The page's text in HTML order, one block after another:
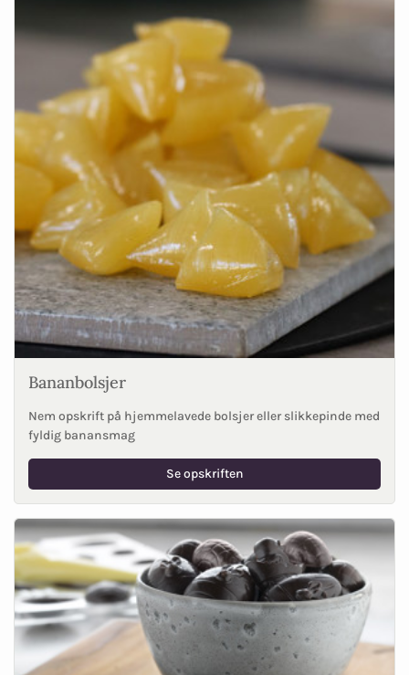
Bananbolsjer
Nem opskrift på hjemmelavede bolsjer eller slikkepinde med
fyldig banansmag
Se opskriften